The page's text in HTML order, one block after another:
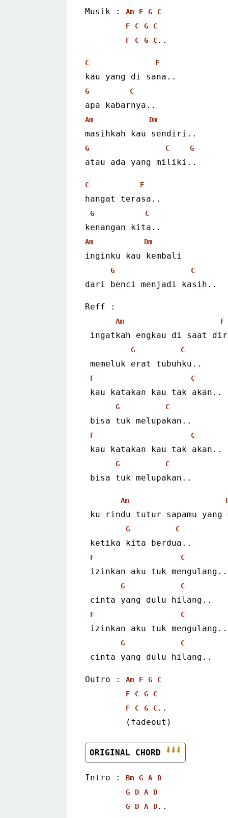
Musik : Am F G
C
F
C G
C
F
C G C..
C F
kau yang di sana..
G C
apa kabarnya..
Am Dm
masihkah kau sendiri..
G C G
atau ada yang miliki..
C F
hangat terasa..
G C
kenangan kita..
Am Dm
inginku kau kembali
G C
dari benci menjadi kasih..
Reff :
Am F
ingatkah engkau di saat
G C
memeluk erat tubuhku..
F C
kau katakan kau tak akan..
G C
bisa tuk melupakan..
F C
kau katakan kau tak akan..
G C
bisa tuk melupakan..
Am
ku rindu tutur sapamu yang
G C
ketika kita berdua..
F C
izinkan aku tuk mengulang..
G C
cinta yang dulu hilang..
F C
izinkan aku tuk mengulang..
G C
cinta yang dulu hilang..
Outro : Am F G
C
F
C G
C
F
C G C..
        (fadeout)
ORIGINAL CHORD
Intro : Bm G A
D
G
D A
D
G
D A D..